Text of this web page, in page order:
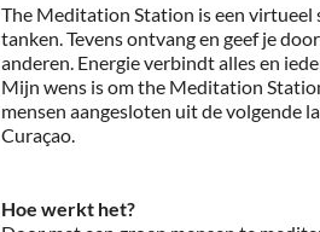
The Meditation Station is een
tanken. Tevens ontvang en geef je
anderen. Energie verbindt alles en
Mijn wens is om the Meditation
mensen aangesloten uit de volgende
Curaçao.
Hoe werkt het?